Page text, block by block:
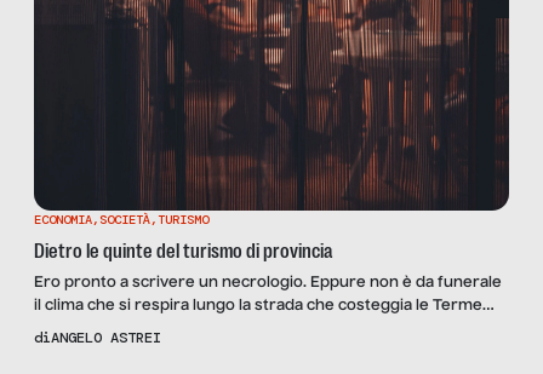
ECONOMIA, SOCIETÀ,TURISMO
Dietro le quinte del turismo di provincia
Ero pronto a scrivere un necrologio. Eppure non è da funerale
il clima che si respira lungo la strada che costeggia le Terme
Bonifacio VIII, nonostante il numero bassissimo di turisti che tra
diANGELO ASTREI